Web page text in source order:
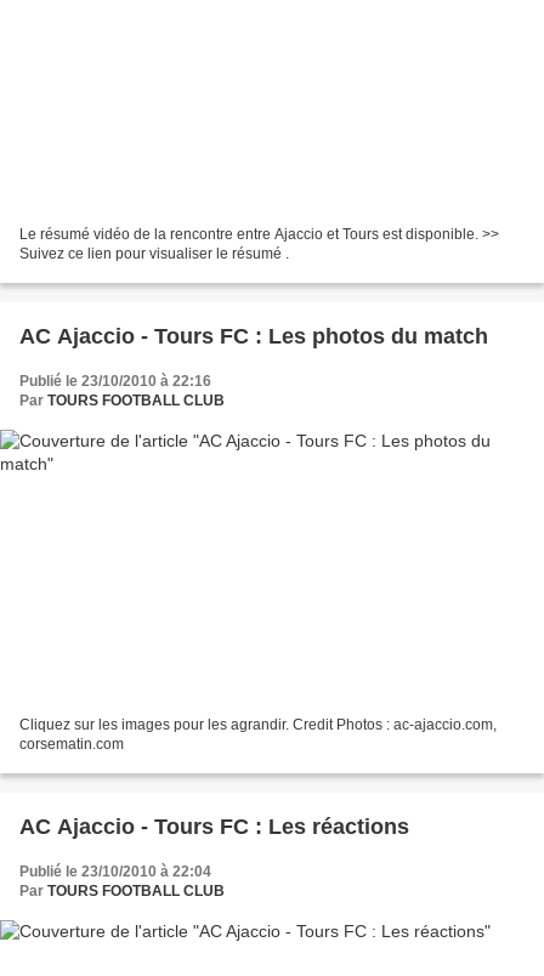
Le résumé vidéo de la rencontre entre Ajaccio et Tours est disponible. >>
Suivez ce lien pour visualiser le résumé .
AC Ajaccio - Tours FC : Les photos du match
Publié le 23/10/2010 à 22:16
Par TOURS FOOTBALL CLUB
Cliquez sur les images pour les agrandir. Credit Photos : ac-ajaccio.com,
corsematin.com
AC Ajaccio - Tours FC : Les réactions
Publié le 23/10/2010 à 22:04
Par TOURS FOOTBALL CLUB